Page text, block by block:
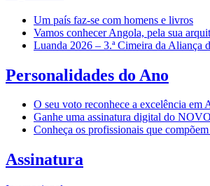
Um país faz-se com homens e livros
Vamos conhecer Angola, pela sua
Luanda 2026 – 3.ª Cimeira da Aliança
Personalidades do Ano
O seu voto reconhece a excelência em
Ganhe uma assinatura digital do
Conheça os profissionais que
Assinatura